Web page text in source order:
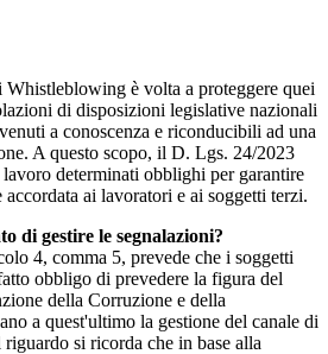
è volta a proteggere quei
di disposizioni legislative nazionali
a conoscenza e riconducibili ad una
A questo scopo, il D. Lgs. 24/2023
determinati obblighi per garantire
ai lavoratori e ai soggetti terzi.
di gestire le segnalazioni?
4, comma 5, prevede che i soggetti
obbligo di prevedere la figura del
della Corruzione e della
a quest'ultimo la gestione del canale di
si ricorda che in base alla